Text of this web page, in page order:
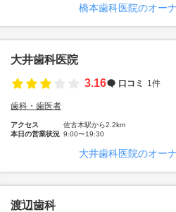
橋本歯科医院のオー
大井歯科医院
3.16
口コミ 1件
歯科・歯医者
アクセス
佐古木駅から2.2km
本日の営業状況 9:00〜19:30
大井歯科医院のオー
渡辺歯科